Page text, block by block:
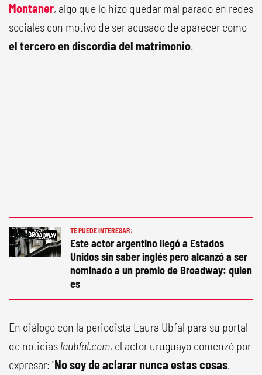
Montaner, algo que lo hizo quedar mal parado en redes
sociales con motivo de ser acusado de aparecer como
el tercero en discordia del matrimonio.
TE PUEDE INTERESAR:
Este actor argentino llegó a Estados
Unidos sin saber inglés pero alcanzó a ser
nominado a un premio de Broadway: quien
es
En diálogo con la periodista Laura Ubfal para su portal
de noticias laubfal.com, el actor uruguayo comenzó por
expresar: "No soy de aclarar nunca estas cosas.